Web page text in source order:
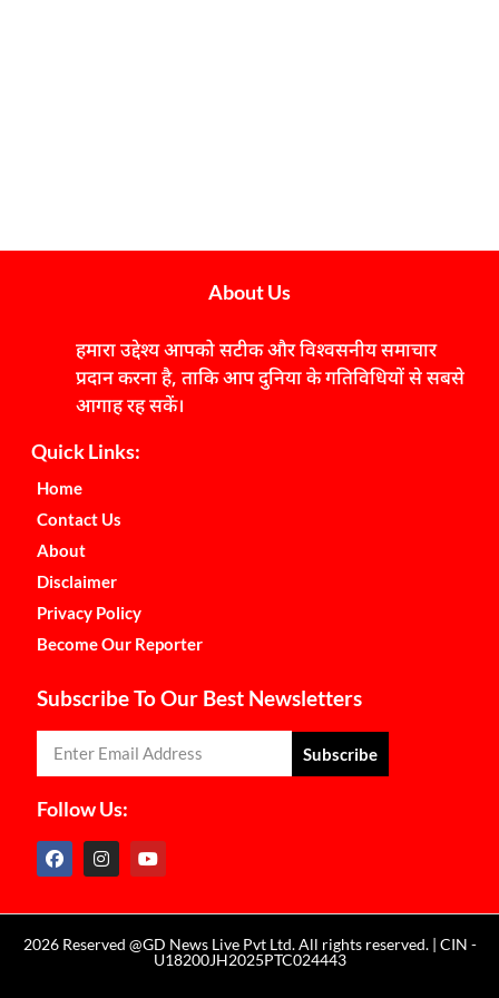
About Us
हमारा उद्देश्य आपको सटीक और विश्वसनीय समाचार
प्रदान करना है, ताकि आप दुनिया के गतिविधियों से सबसे
आगाह रह सकें।
Quick Links:
Home
Contact Us
About
Disclaimer
Privacy Policy
Become Our Reporter
Subscribe To Our Best Newsletters
Subscribe
Follow Us:
2026 Reserved @GD News Live Pvt Ltd. All rights reserved. | CIN -
U18200JH2025PTC024443